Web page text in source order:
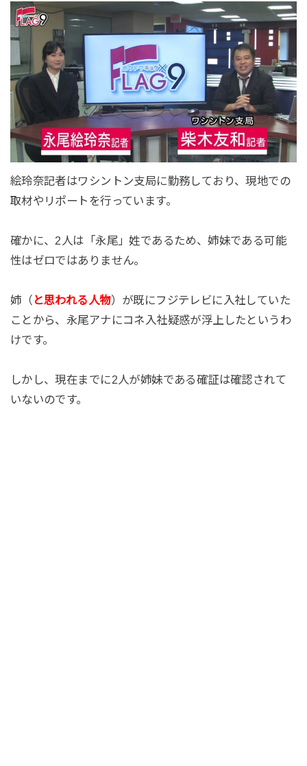
絵玲奈記者はワシントン支局に勤務しており、現地での
取材やリポートを行っています。
確かに、2人は「永尾」姓であるため、姉妹である可能
性はゼロではありません。
姉（ と思われる人物）が既にフジテレビに入社していた
ことから、永尾アナにコネ入社疑惑が浮上したというわ
けです。
しかし、現在までに2人が姉妹である確証は確認されて
いないのです。